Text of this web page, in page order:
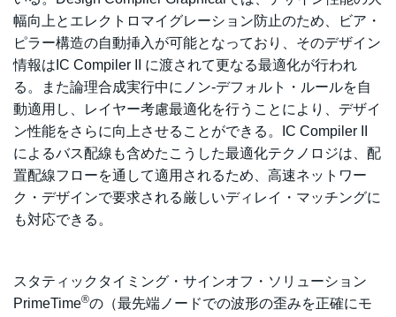
幅向上とエレクトロマイグレーション防止のため、ビア・
ピラー構造の自動挿入が可能となっており、そのデザイン
情報はIC Compiler II に渡されて更なる最適化が行われ
る。また論理合成実行中にノン-デフォルト・ルールを自
動適用し、レイヤー考慮最適化を行うことにより、デザイ
ン性能をさらに向上させることができる。IC Compiler II
によるバス配線も含めたこうした最適化テクノロジは、配
置配線フローを通して適用されるため、高速ネットワー
ク・デザインで要求される厳しいディレイ・マッチングに
も対応できる。
スタティックタイミング・サインオフ・ソリューション
PrimeTime®の（最先端ノードでの波形の歪みを正確にモ